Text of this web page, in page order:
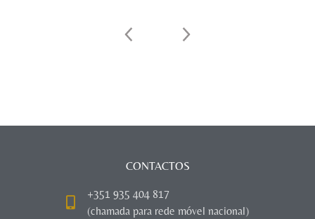
CONTACTOS
+351 935 404 817
(chamada para rede móvel nacional)